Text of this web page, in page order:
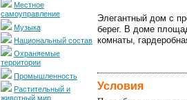
Местное
самоуправление
Музыка
Национальный состав
Охраняемые
территории
Промышленность
Растительный и
Элегантный дом с
берег. В доме
комнаты,
Условия